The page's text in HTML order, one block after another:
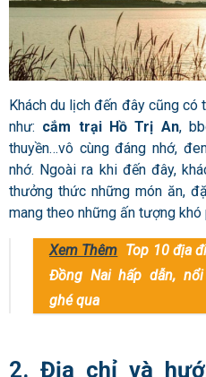
Khách du lịch đến đây cũng
như: cắm trại Hồ Trị An,
thuyền…vô cùng đáng nhớ,
nhớ. Ngoài ra khi đến đây,
thưởng thức những món ăn,
mang theo những ấn tượng khó
Xem Thêm Top 10 địa
Đồng Nai hấp dẫn,
ghé qua
2. Địa chỉ và